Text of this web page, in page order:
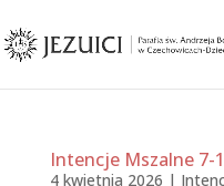
Intencje Mszalne 7-
4 kwietnia 2026 |